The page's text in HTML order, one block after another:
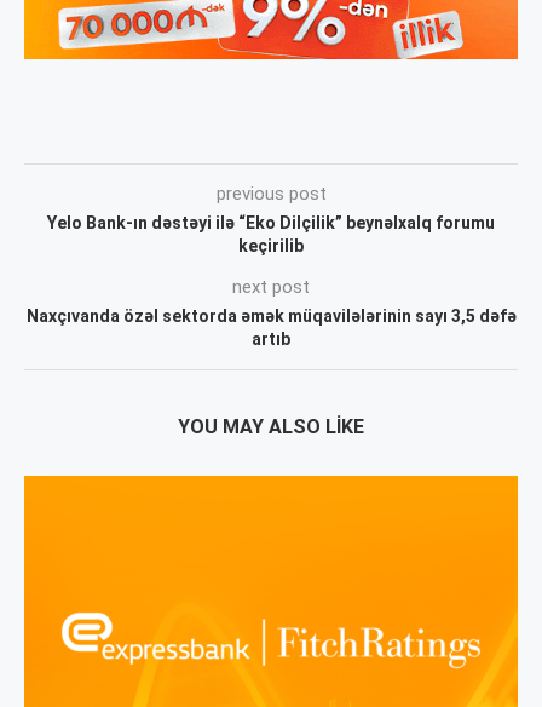
previous post
Yelo Bank-ın dəstəyi ilə “Eko Dilçilik” beynəlxalq forumu
keçirilib
next post
Naxçıvanda özəl sektorda əmək müqavilələrinin sayı 3,5 dəfə
artıb
YOU MAY ALSO LIKE